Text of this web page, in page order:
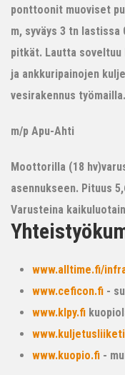
ponttoonit muoviset
m, syväys 3 tn
pitkät. Lautta soveltuu
ja ankkuripainojen
vesirakennus työmailla.
m/p Apu-Ahti
Moottorilla (18
asennukseen. Pituus
Varusteina
www.alltime.fi/
www.ceficon.fi -
www.klpy.fi
www.kuopio.fi -